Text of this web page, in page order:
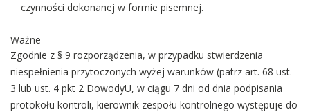
czynności dokonanej w formie pisemnej.
Ważne
Zgodnie z § 9 rozporządzenia, w przypadku stwierdzenia
niespełnienia przytoczonych wyżej warunków (patrz art. 68 ust.
3 lub ust. 4 pkt 2 DowodyU, w ciągu 7 dni od dnia podpisania
protokołu kontroli, kierownik zespołu kontrolnego występuje do